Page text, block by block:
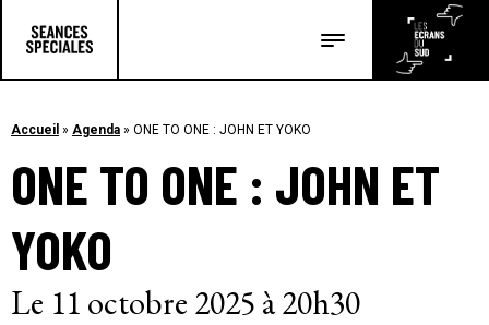
Les articles
Accueil » Agenda » ONE TO ONE : JOHN ET YOKO
ONE TO ONE : JOHN ET
YOKO
Le 11 octobre 2025 à 20h30